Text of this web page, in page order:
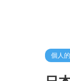
個人